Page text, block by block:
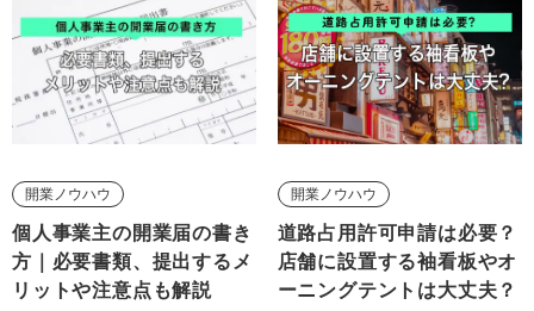
開業ノウハウ
個人事業主の開業届の書き
方｜必要書類、提出するメ
リットや注意点も解説
開業ノウハウ
道路占用許可申請は必要？
店舗に設置する袖看板やオ
ーニングテントは大丈夫？